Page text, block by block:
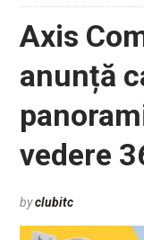
Axis
anunță
vedere
byclubitc